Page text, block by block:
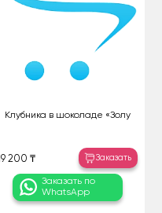
Клубника в шоколаде «Золу
19 200 ₸ Заказать
Заказать по
WhatsApp